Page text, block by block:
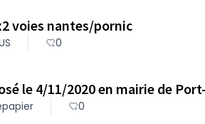
voies nantes/pornic
0
le 4/11/2020 en mairie de
0